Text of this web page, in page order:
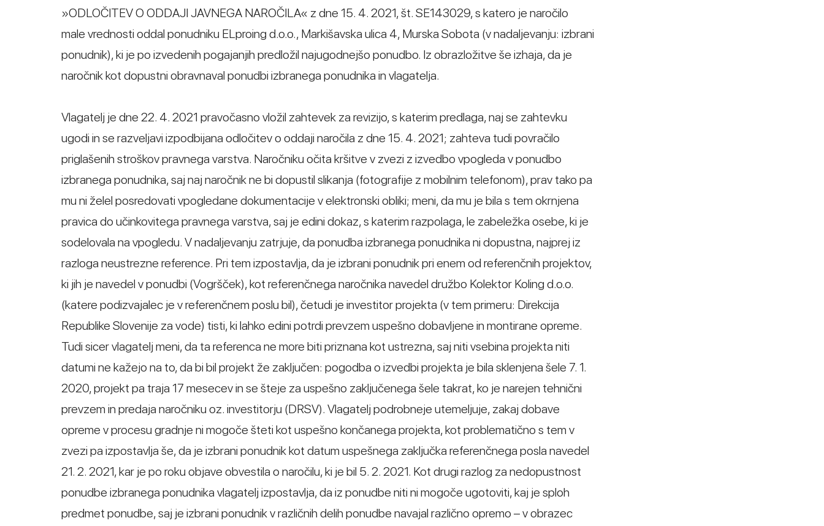
»ODLOČITEV O ODDAJI JAVNEGA NAROČILA« z dne 15. 4. 2021, št. SE143029, s katero je naročilo
male vrednosti oddal ponudniku ELproing d.o.o., Markišavska ulica 4, Murska Sobota (v nadaljevanju: izbrani
ponudnik), ki je po izvedenih pogajanjih predložil najugodnejšo ponudbo. Iz obrazložitve še izhaja, da je
naročnik kot dopustni obravnaval ponudbi izbranega ponudnika in vlagatelja.
Vlagatelj je dne 22. 4. 2021 pravočasno vložil zahtevek za revizijo, s katerim predlaga, naj se zahtevku
ugodi in se razveljavi izpodbijana odločitev o oddaji naročila z dne 15. 4. 2021; zahteva tudi povračilo
priglašenih stroškov pravnega varstva. Naročniku očita kršitve v zvezi z izvedbo vpogleda v ponudbo
izbranega ponudnika, saj naj naročnik ne bi dopustil slikanja (fotografije z mobilnim telefonom), prav tako pa
mu ni želel posredovati vpogledane dokumentacije v elektronski obliki; meni, da mu je bila s tem okrnjena
pravica do učinkovitega pravnega varstva, saj je edini dokaz, s katerim razpolaga, le zabeležka osebe, ki je
sodelovala na vpogledu. V nadaljevanju zatrjuje, da ponudba izbranega ponudnika ni dopustna, najprej iz
razloga neustrezne reference. Pri tem izpostavlja, da je izbrani ponudnik pri enem od referenčnih projektov,
ki jih je navedel v ponudbi (Vogršček), kot referenčnega naročnika navedel družbo Kolektor Koling d.o.o.
(katere podizvajalec je v referenčnem poslu bil), četudi je investitor projekta (v tem primeru: Direkcija
Republike Slovenije za vode) tisti, ki lahko edini potrdi prevzem uspešno dobavljene in montirane opreme.
Tudi sicer vlagatelj meni, da ta referenca ne more biti priznana kot ustrezna, saj niti vsebina projekta niti
datumi ne kažejo na to, da bi bil projekt že zaključen: pogodba o izvedbi projekta je bila sklenjena šele 7. 1.
2020, projekt pa traja 17 mesecev in se šteje za uspešno zaključenega šele takrat, ko je narejen tehnični
prevzem in predaja naročniku oz. investitorju (DRSV). Vlagatelj podrobneje utemeljuje, zakaj dobave
opreme v procesu gradnje ni mogoče šteti kot uspešno končanega projekta, kot problematično s tem v
zvezi pa izpostavlja še, da je izbrani ponudnik kot datum uspešnega zaključka referenčnega posla navedel
21. 2. 2021, kar je po roku objave obvestila o naročilu, ki je bil 5. 2. 2021. Kot drugi razlog za nedopustnost
ponudbe izbranega ponudnika vlagatelj izpostavlja, da iz ponudbe niti ni mogoče ugotoviti, kaj je sploh
predmet ponudbe, saj je izbrani ponudnik v različnih delih ponudbe navajal različno opremo – v obrazec